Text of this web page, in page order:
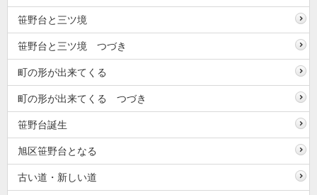
笹野台と三ツ境
笹野台と三ツ境 つづき
町の形が出来てくる
町の形が出来てくる つづき
笹野台誕生
旭区笹野台となる
古い道・新しい道